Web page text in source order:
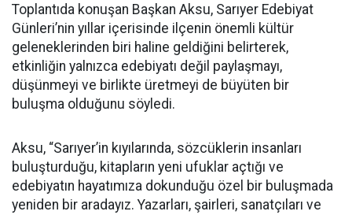
Toplantıda konuşan Başkan Aksu, Sarıyer Edebiyat
Günleri’nin yıllar içerisinde ilçenin önemli kültür
geleneklerinden biri haline geldiğini belirterek,
etkinliğin yalnızca edebiyatı değil paylaşmayı,
düşünmeyi ve birlikte üretmeyi de büyüten bir
buluşma olduğunu söyledi.
Aksu, “Sarıyer’in kıyılarında, sözcüklerin insanları
buluşturduğu, kitapların yeni ufuklar açtığı ve
edebiyatın hayatımıza dokunduğu özel bir buluşmada
yeniden bir aradayız. Yazarları, şairleri, sanatçıları ve